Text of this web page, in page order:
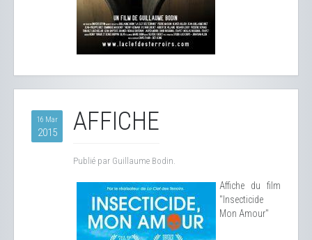
16 Mar
2015 AFFICHE
Publié par Guillaume Bodin.
Affiche du film
"Insecticide
Mon Amour"